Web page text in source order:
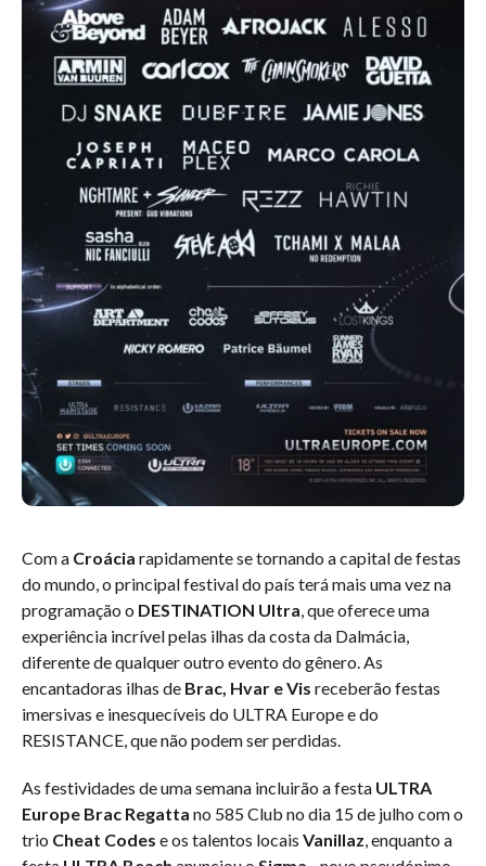
Com a Croácia rapidamente se tornando a capital de festas
do mundo, o principal festival do país terá mais uma vez na
programação o DESTINATION Ultra , que oferece uma
experiência incrível pelas ilhas da costa da Dalmácia,
diferente de qualquer outro evento do gênero. As
encantadoras ilhas de Brac, Hvar e Vis receberão festas
imersivas e inesquecíveis do ULTRA Europe e do
RESISTANCE, que não podem ser perdidas.
As festividades de uma semana incluirão a festa ULTRA
Europe Brac Regatta no 585 Club no dia 15 de julho com o
trio Cheat Codes e os talentos locais Vanillaz , enquanto a